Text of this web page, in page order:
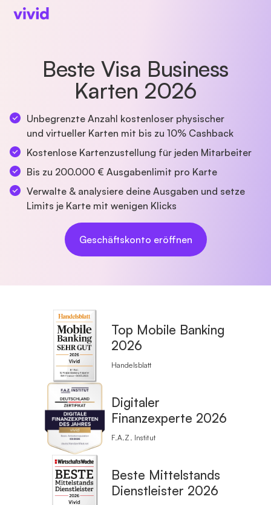
Beste Visa Business
Karten 2026
Unbegrenzte Anzahl kostenloser physischer
und virtueller Karten mit bis zu 10% Cashback
Kostenlose Kartenzustellung für jeden Mitarbeiter
Bis zu 200.000 € Ausgabenlimit pro Karte
Verwalte & analysiere deine Ausgaben und setze
Limits je Karte mit wenigen Klicks
Geschäftskonto eröffnen
Top Mobile Banking
2026
Handelsblatt
Digitaler
Finanzexperte 2026
F.A.Z. Institut
Beste Mittelstands
Dienstleister 2026